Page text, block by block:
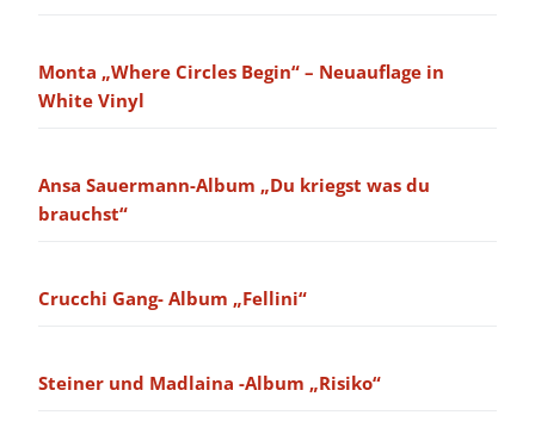
Monta „Where Circles Begin“ – Neuauflage in
White Vinyl
Ansa Sauermann-Album „Du kriegst was du
brauchst“
Crucchi Gang- Album „Fellini“
Steiner und Madlaina -Album „Risiko“